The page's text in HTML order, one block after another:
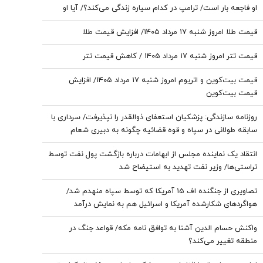
او فاجعه بار است/ ترامپ در کدام سیاره زندگی می‌کند؟/ آیا او
اصلا به مردم اهمیت می‌دهد؟
قیمت طلا امروز شنبه ۱۷ مرداد ۱۴۰۵/ افزایش قیمت طلا
قیمت تتر امروز شنبه ۱۷ مرداد 1405 / کاهش قیمت تتر
قیمت بیت‌کوین و اتریوم امروز شنبه ۱۷ مرداد ۱۴۰۵/ افزایش
قیمت بیت‌کوین
روزنامه سازندگی: پزشکیان استعفای ذوالقدر را نپذیرفت/ سرداری با
سابقه طولانی در سپاه و قوه قضائیه چگونه به دبیری شعام
رسید؟
انتقاد یک نماینده مجلس از ابهامات درباره بازگشت پول نفت توسط
تراستی‌ها/ وزیر نفت تهدید به استیضاح شد
تصاویری از جنگنده اف 15 آمریکا که توسط سپاه منهدم شد/
هواگردهای شکارشده آمریکا و اسرائیل هم به نمایش درآمد
واکنش حسام الدین آشنا به توافق نامه مکه/ قواعد جنگ در
منطقه تغییر می‌کند؟